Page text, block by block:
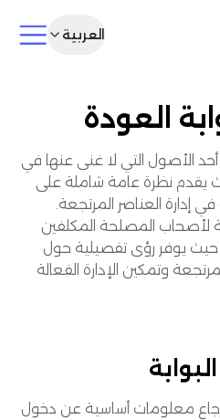
العربية
العودة
أحد الأصول التي لا غنى عنها في
يقدم نظرة عامة شاملة على
إدارة العناصر المرتجعة.
لأصحاب المصلحة المكلفين
حيث يوفر رؤى تفصيلية حول
وتمكين الإدارة الفعالة
معلومات أساسية عن دخول